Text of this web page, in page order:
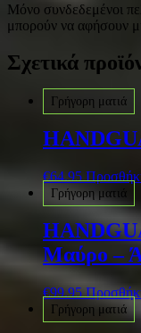
Μόνο συνδεδεμένοι
μπορούν να αφήσουν
Σχετικά
Γρήγορη ματιά
€64.95
Γρήγορη ματιά
Μαύρο –
€99.95
Γρήγορη ματιά